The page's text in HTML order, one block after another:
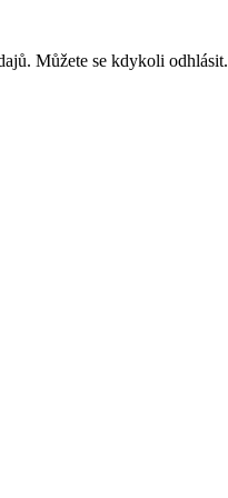
Můžete se kdykoli odhlásit.